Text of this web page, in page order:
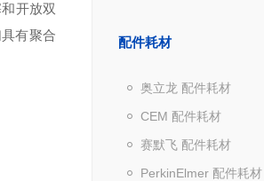
配件耗材
奥立龙 配件耗材
CEM 配件耗材
赛默飞 配件耗材
PerkinElmer 配件耗材
开放双
有聚合